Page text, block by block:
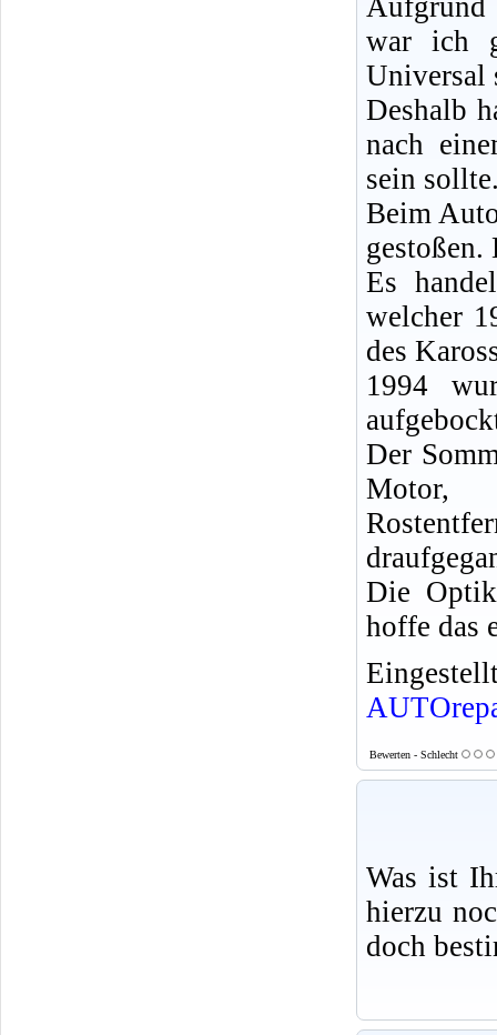
war ich
Universal
Deshalb
nach
sein
Beim
Es
welcher
des
1994
Der
Motor,
Die
hoffe das
Bewerten - Schlecht
Was ist
hierzu
doch